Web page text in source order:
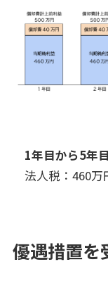
1年目から5年目
法人税：460
優遇措置を